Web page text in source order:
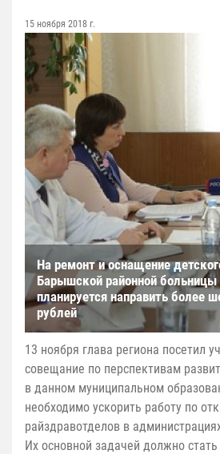
15 ноября 2018 г.
На ремонт и оснащение
Барышской районной больницы
планируется направить более
рублей
13 ноября глава региона посетил
совещание по перспективам
в данном муниципальном
необходимо ускорить работу по
райздравотделов в
Их основной задачей должно